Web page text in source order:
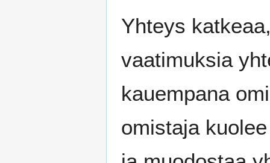
Yhteys
vaatimuksia
kauempana
omistaja